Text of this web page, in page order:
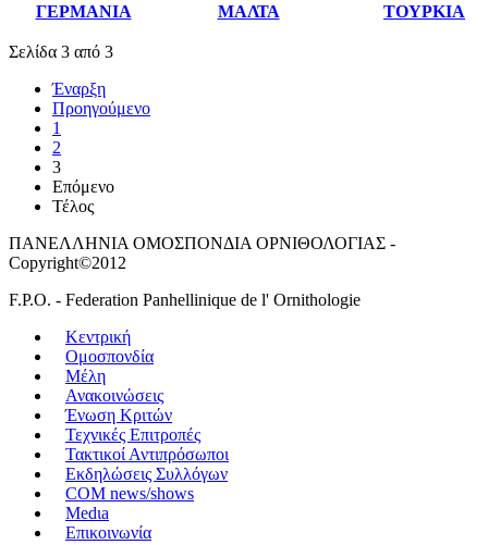
ΓΕΡΜΑΝΙΑ
ΜΑΛΤΑ ΤΟΥΡΚΙΑ
Σελίδα 3 από 3
Έναρξη
Προηγούμενο
1
2
3
Επόμενο
Τέλος
ΠΑΝΕΛΛΗΝΙΑ ΟΜΟΣΠΟΝΔΙΑ ΟΡΝΙΘΟΛΟΓΙΑΣ -
Copyright©2012
F.P.O. - Federation Panhellinique de l' Ornithologie
Κεντρική
Ομοσπονδία
Μέλη
Ανακοινώσεις
Ένωση Κριτών
Τεχνικές Επιτροπές
Τακτικοί Αντιπρόσωποι
Εκδηλώσεις Συλλόγων
COM news/shows
Medιa
Επικοινωνία